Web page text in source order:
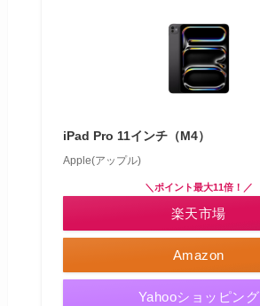
iPad Pro 11インチ（M4）
Apple(アップル)
Amazon
＼ポイント最大11倍！／
楽天市場
Yahooショッピング